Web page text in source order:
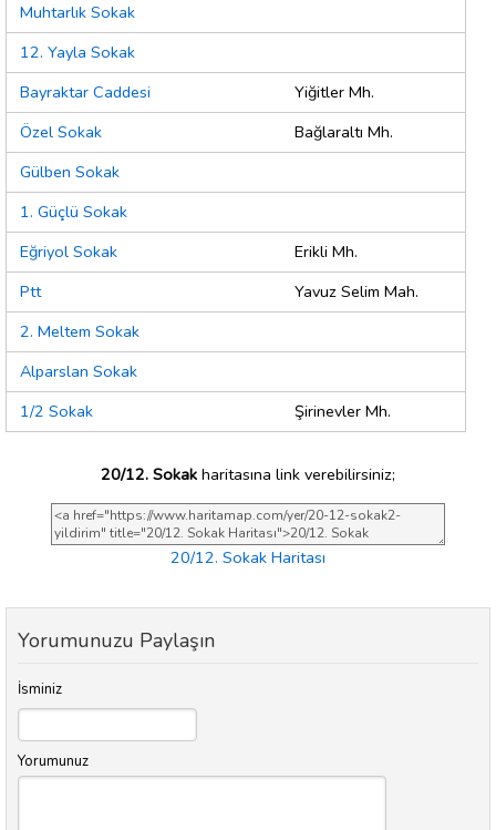
Muhtarlık Sokak
12. Yayla Sokak
Bayraktar Caddesi
Yiğitler Mh.
Özel Sokak
Bağlaraltı Mh.
Gülben Sokak
1. Güçlü Sokak
Eğriyol Sokak
Erikli Mh.
Ptt
Yavuz Selim Mah.
2. Meltem Sokak
Alparslan Sokak
1/2 Sokak
Şirinevler Mh.
20/12. Sokak haritasına link verebilirsiniz;
20/12. Sokak Haritası
Yorumunuzu Paylaşın
İsminiz
Yorumunuz